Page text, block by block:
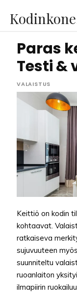
Paras
Testi &
VALAISTUS
Keittiö on kodin
kohtaavat.
ratkaiseva
sujuvuuteen
suunniteltu
ruoanlaiton
ilmapiirin